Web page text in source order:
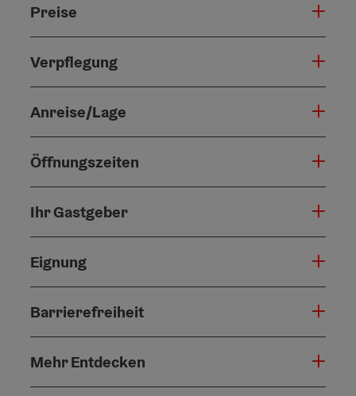
Preise
Verpflegung
Anreise/Lage
Öffnungszeiten
Ihr Gastgeber
Eignung
Barrierefreiheit
Mehr Entdecken